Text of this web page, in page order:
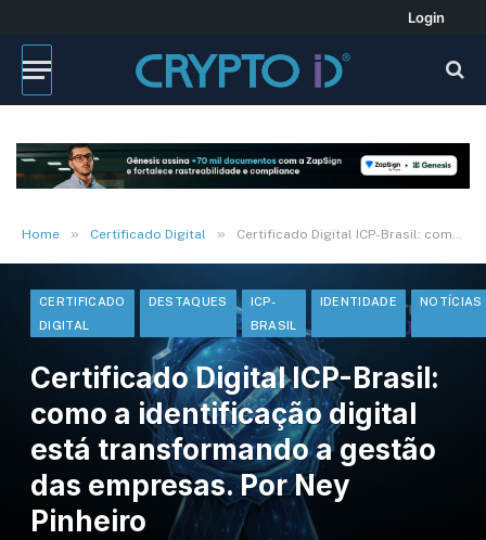
Login
Home » Certificado Digital » Certificado Digital ICP-Brasil: como a identificação digital está transformando a gestão das empresas. Por Ney Pinheiro
CERTIFICADO
DIGITAL
DESTAQUES
ICP-
BRASIL
IDENTIDADE NOTÍCIAS
Certificado Digital ICP-Brasil:
como a identificação digital
está transformando a gestão
das empresas. Por Ney
Pinheiro